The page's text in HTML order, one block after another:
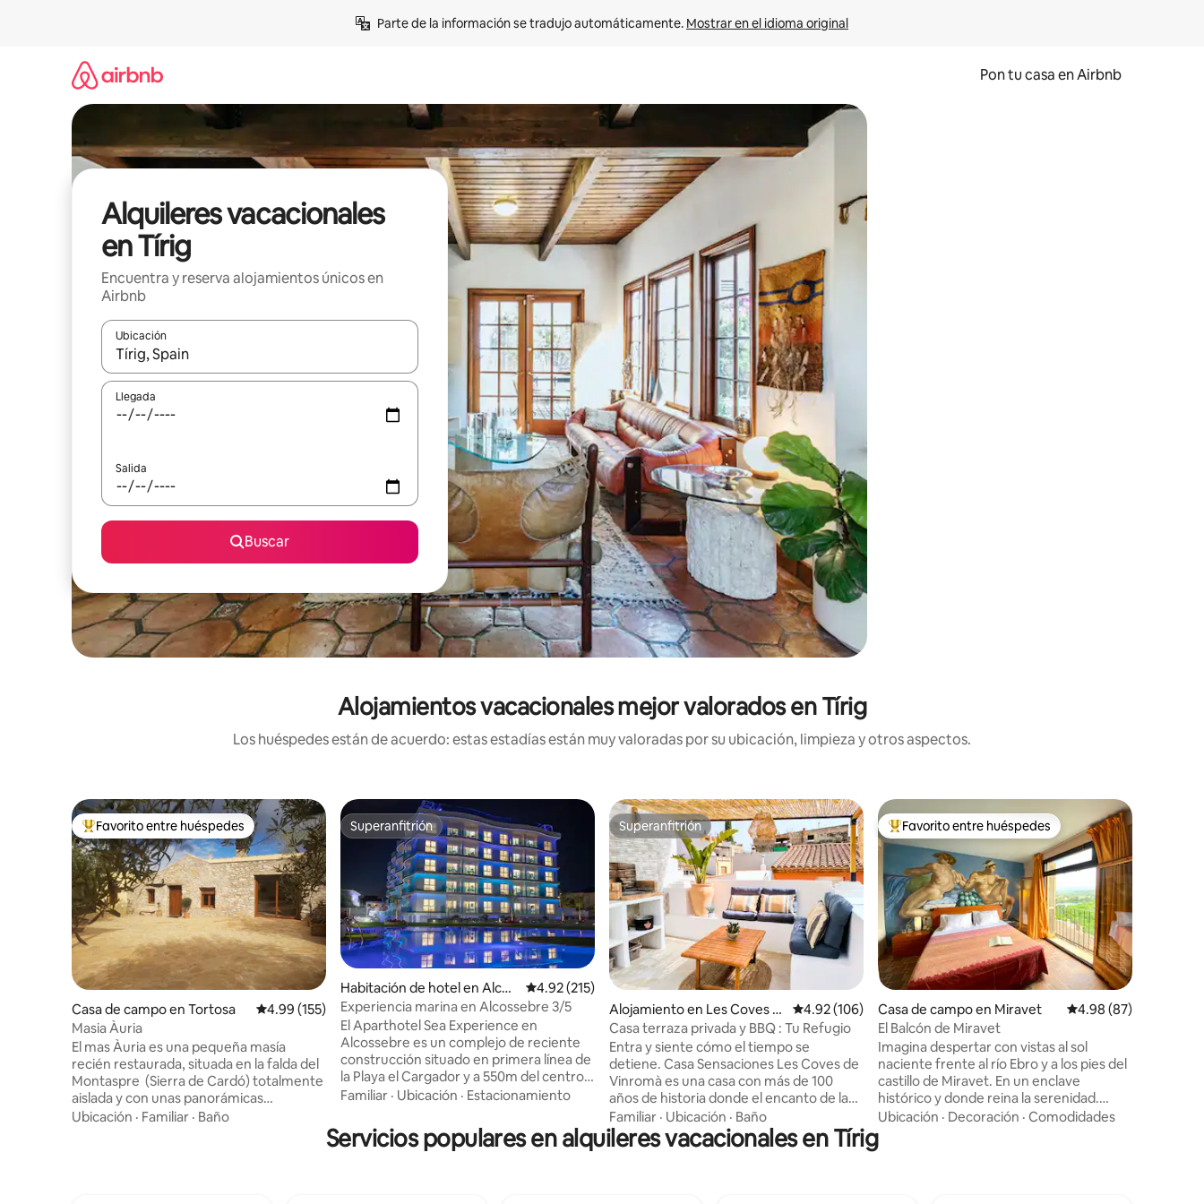
Parte de la información se tradujo automáticamente. Mostrar en el idioma original
Pon tu casa en Airbnb
Alquileres vacacionales
en Tírig
Encuentra y reserva alojamientos únicos en
Airbnb
Ubicación
Cuando los resultados estén disponibles, navega con las teclas de flecha hacia arriba y hacia abajo o explora con el tacto o desliza el dedo.
Llegada
Salida
Buscar
Alojamientos vacacionales mejor valorados en Tírig
Los huéspedes están de acuerdo: estas estadías están muy valoradas por su ubicación, limpieza y otros aspectos.
Favorito entre huéspedes preferido
Favorito entre huéspedes
Casa de campo en Tortosa Calificación promedio: 4.99 de 5, 155 reseñas
4.99 (155)
Masia Àuria
El mas Àuria es una pequeña masía
recién restaurada, situada en la falda del
Montaspre (Sierra de Cardó) totalmente
aislada y con unas panorámicas
excelentes del Macizo dels Ports y del
Ubicación · Familiar · Baño
Superanfitrión
Superanfitrión
Habitación de hotel en Alcos
sebre
Calificación promedio: 4.92 de 5, 215 reseñas
4.92 (215)
Experiencia marina en Alcossebre 3/5
El Aparthotel Sea Experience en
Alcossebre es un complejo de reciente
construcción situado en primera línea de
la Playa el Cargador y a 550m del centro
de Alcossebre. El apartamento de 50 m²
3/5 personas (sin vistas). Consulte los
precios de Spa, parking etc. Las fotos de
Familiar · Ubicación · Estacionamiento
Superanfitrión
Superanfitrión
Alojamiento en Les Coves d
e Vinromà
Calificación promedio: 4.92 de 5, 106 reseñas
4.92 (106)
Casa terraza privada y BBQ : Tu Refugio
Entra y siente cómo el tiempo se
detiene. Casa Sensaciones Les Coves de
Vinromà es una casa con más de 100
años de historia donde el encanto de la
arquitectura tradicional se combina con
todas las comodidades para disfrutar de
una escapada diferente. Cada estancia
Familiar · Ubicación · Baño
Favorito entre huéspedes preferido
Favorito entre huéspedes
Casa de campo en Miravet Calificación
4.98 (87)
El Balcón de Miravet
Imagina despertar con vistas al sol
naciente frente al río Ebro y a los pies del
castillo de Miravet. En un enclave
histórico y donde reina la serenidad.
Somos Aurelio y Joaquim, y os invitamos
a disfrutar de un acogedor apartamento
exclusivo, con una habitación acogedora,
Ubicación · Decoración · Comodidades
Servicios populares en alquileres vacacionales en Tírig